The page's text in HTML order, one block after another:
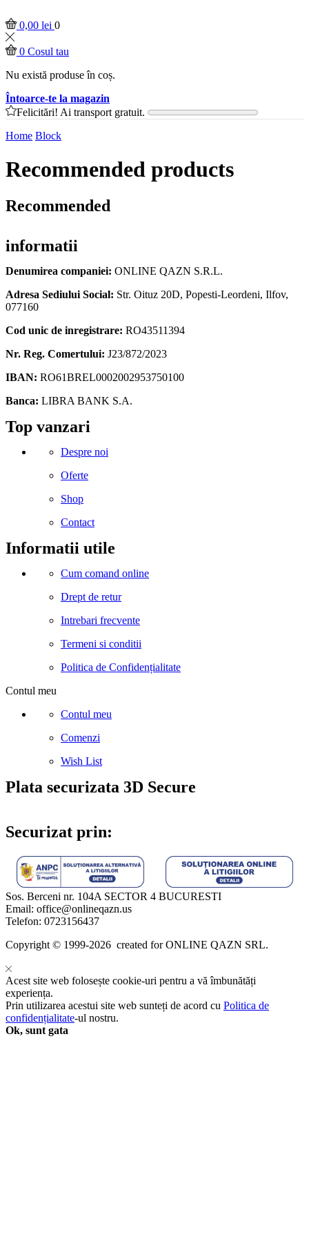
0,00 lei 0
0 Cosul tau
Nu există produse în coș.
Întoarce-te la magazin
Felicitări! Ai transport gratuit.
Home Block
Recommended products
Recommended
informatii
Denumirea companiei: ONLINE QAZN S.R.L.
Adresa Sediului Social: Str. Oituz 20D, Popesti-Leordeni, Ilfov,
077160
Cod unic de inregistrare: RO43511394
Nr. Reg. Comertului: J23/872/2023
IBAN: RO61BREL0002002953750100
Banca: LIBRA BANK S.A.
Facebook
Instagram
Linkedin
Snapchat
Tik-
tok
Telegram
Top vanzari
Despre noi
Oferte
Shop
Contact
Informatii utile
Cum comand online
Drept de retur
Intrebari frecvente
Termeni si conditii
Politica de Confidențialitate
Contul meu
Contul meu
Comenzi
Wish List
Plata securizata 3D Secure
Securizat prin:
Sos. Berceni nr. 104A SECTOR 4 BUCURESTI
Email: office@onlineqazn.us
Telefon: 0723156437
Copyright ©️ 1999-2026 created for ONLINE QAZN SRL.
Acest site web folosește cookie-uri pentru a vă îmbunătăți
experiența.
Prin utilizarea acestui site web sunteți de acord cu Politica de
confidențialitate-ul nostru.
Ok, sunt gata